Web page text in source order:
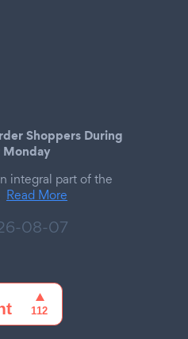
Shoppers During
integral part of the
Read More
08-07